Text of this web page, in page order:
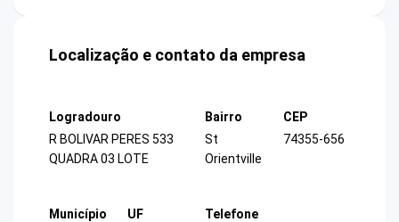
Localização e contato da empresa
Logradouro
R BOLIVAR PERES 533
QUADRA 03 LOTE
Bairro
St
Orientville
CEP
74355-656
Município
UF
Telefone